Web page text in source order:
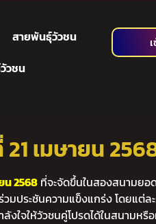
สายพันธุ์วัวชน
วชน
เมษายน
น 2568 ที่จะจัดขึ้นในสองสนามยอ
วมประชันความแข็งแกร่ง โดยแ
ใจให้วัวชนคู่โปรดได้ในสนามหรื